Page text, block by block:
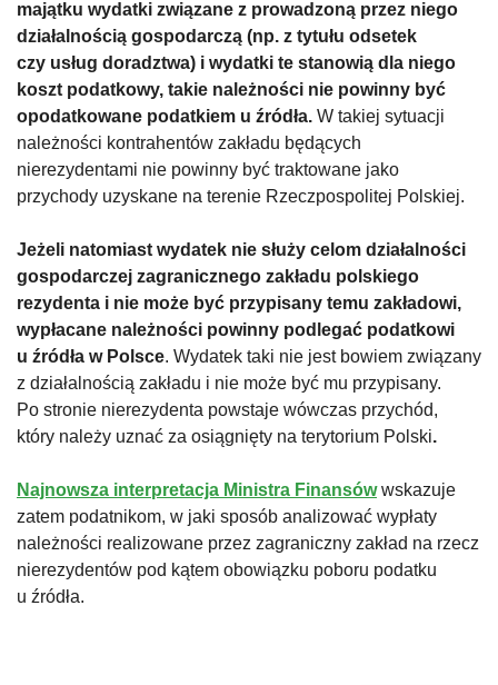
majątku wydatki związane z prowadzoną przez niego
działalnością gospodarczą (np. z tytułu odsetek
czy usług doradztwa) i wydatki te stanowią dla niego
koszt podatkowy, takie należności nie powinny być
opodatkowane podatkiem u źródła. W takiej sytuacji
należności kontrahentów zakładu będących
nierezydentami nie powinny być traktowane jako
przychody uzyskane na terenie Rzeczpospolitej Polskiej.
Jeżeli natomiast wydatek nie służy celom działalności
gospodarczej zagranicznego zakładu polskiego
rezydenta i nie może być przypisany temu zakładowi,
wypłacane należności powinny podlegać podatkowi
u źródła w Polsce. Wydatek taki nie jest bowiem związany
z działalnością zakładu i nie może być mu przypisany.
Po stronie nierezydenta powstaje wówczas przychód,
który należy uznać za osiągnięty na terytorium Polski.
Najnowsza interpretacja Ministra Finansówwskazuje
zatem podatnikom, w jaki sposób analizować wypłaty
należności realizowane przez zagraniczny zakład na rzecz
nierezydentów pod kątem obowiązku poboru podatku
u źródła.